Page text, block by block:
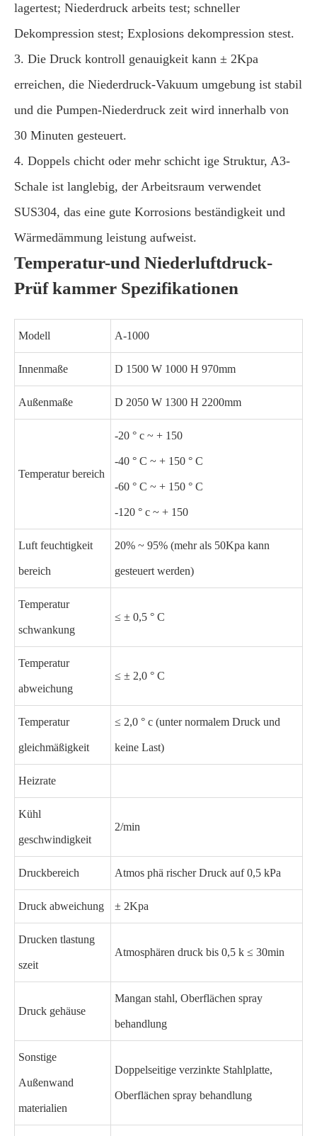
lagertest; Niederdruck arbeits test; schneller
Dekompression stest; Explosions dekompression stest.
3. Die Druck kontroll genauigkeit kann ± 2Kpa
erreichen, die Niederdruck-Vakuum umgebung ist stabil
und die Pumpen-Niederdruck zeit wird innerhalb von
30 Minuten gesteuert.
4. Doppels chicht oder mehr schicht ige Struktur, A3-
Schale ist langlebig, der Arbeitsraum verwendet
SUS304, das eine gute Korrosions beständigkeit und
Wärmedämmung leistung aufweist.
Temperatur-und Niederluftdruck-
Prüf kammer Spezifikationen
Modell A-1000
Innenmaße D 1500 W 1000 H 970mm
Außenmaße D 2050 W 1300 H 2200mm
Temperatur bereich
-20 ° c ~ + 150
-40 ° C ~ + 150 ° C
-60 ° C ~ + 150 ° C
-120 ° c ~ + 150
Luft feuchtigkeit
bereich
20% ~ 95% (mehr als 50Kpa kann
gesteuert werden)
Temperatur
schwankung
≤ ± 0,5 ° C
Temperatur
abweichung
≤ ± 2,0 ° C
Temperatur
gleichmäßigkeit
≤ 2,0 ° c (unter normalem Druck und
keine Last)
Heizrate
Kühl
geschwindigkeit
2/min
Druckbereich Atmos phä rischer Druck auf 0,5 kPa
Druck abweichung ± 2Kpa
Drucken tlastung
szeit
Atmosphären druck bis 0,5 k ≤ 30min
Druck gehäuse
Mangan stahl, Oberflächen spray
behandlung
Sonstige
Außenwand
materialien
Doppelseitige verzinkte Stahlplatte,
Oberflächen spray behandlung